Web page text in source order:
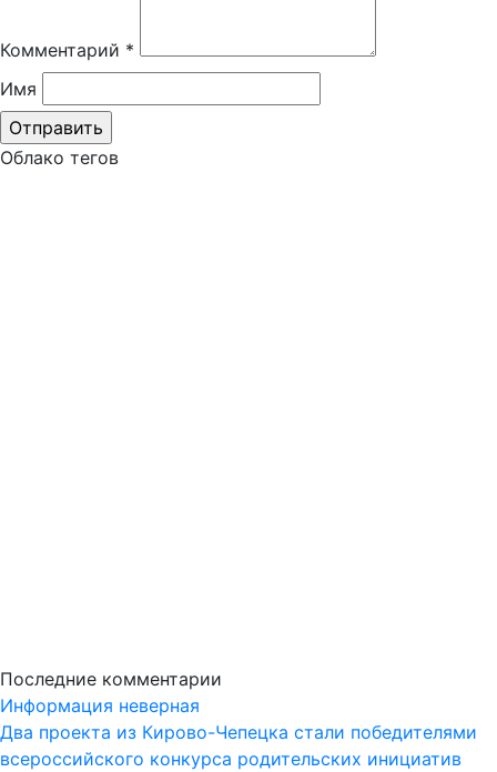
Комментарий *
Имя
Облако тегов
Последние комментарии
Информация неверная
Два проекта из Кирово-Чепецка стали победителями
всероссийского конкурса родительских инициатив